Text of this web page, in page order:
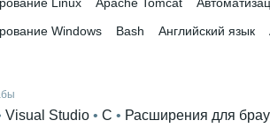
Windows
Bash Английский язык
Visual Studio • C • Расширения для